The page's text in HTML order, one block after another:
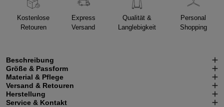
Kostenlose
Retouren
Express
Versand
Qualität &
Langlebigkeit
Personal
Shopping
Beschreibung
Größe & Passform
Material & Pflege
Versand & Retouren
Herstellung
Service & Kontakt